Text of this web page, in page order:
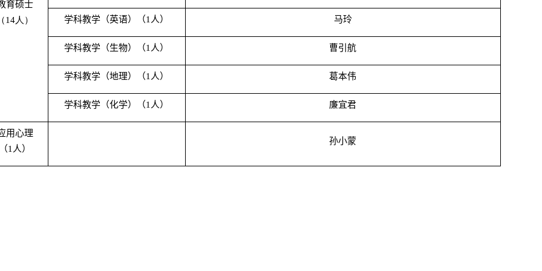
育硕士
（14人） 学科教学（英语）（1 人） 马玲
学科教学（生物）（1 人） 曹引航
学科教学（地理）（1 人） 葛本伟
学科教学（化学）（1 人） 廉宜君
用心理
（1 人）
孙小蒙